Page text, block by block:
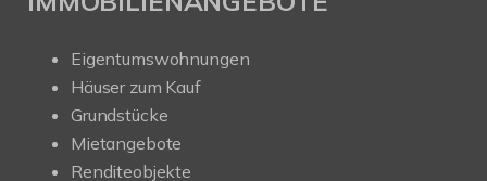
Eigentumswohnungen
Häuser zum Kauf
Grundstücke
Mietangebote
Renditeobjekte